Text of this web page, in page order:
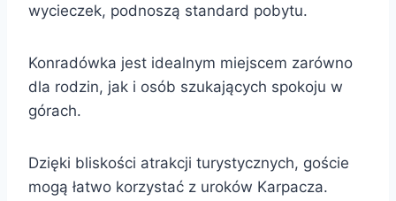
wycieczek, podnoszą standard pobytu.
Konradówka jest idealnym miejscem zarówno
dla rodzin, jak i osób szukających spokoju w
górach.
Dzięki bliskości atrakcji turystycznych, goście
mogą łatwo korzystać z uroków Karpacza.